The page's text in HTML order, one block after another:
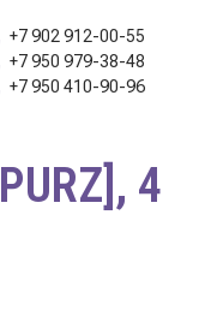
+7 902 912-00-55
+7 950 979-38-48
+7 950 410-90-96
4